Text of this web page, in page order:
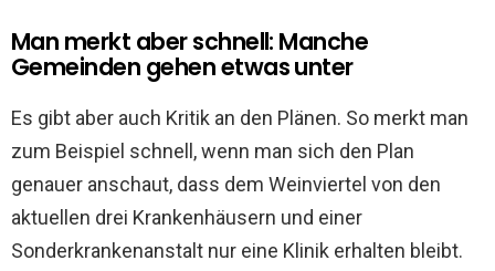
Man merkt aber schnell: Manche
Gemeinden gehen etwas unter
Es gibt aber auch Kritik an den Plänen. So merkt man
zum Beispiel schnell, wenn man sich den Plan
genauer anschaut, dass dem Weinviertel von den
aktuellen drei Krankenhäusern und einer
Sonderkrankenanstalt nur eine Klinik erhalten bleibt.